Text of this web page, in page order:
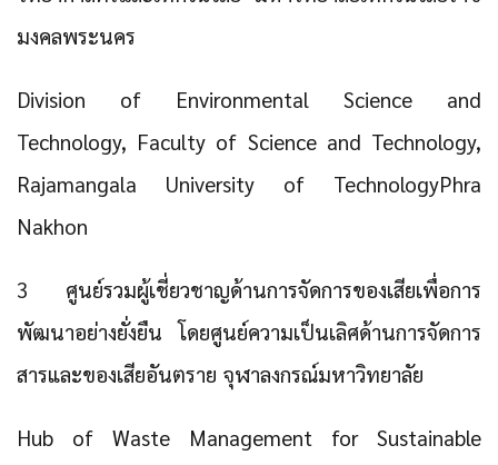
มงคลพระนคร
Division of Environmental Science and
Technology, Faculty of Science and Technology,
Rajamangala University of TechnologyPhra
Nakhon
3 ศูนย์รวมผู้เชี่ยวชาญด้านการจัดการของเสียเพื่อการ
พัฒนาอย่างยั่งยืน โดยศูนย์ความเป็นเลิศด้านการจัดการ
สารและของเสียอันตราย จุฬาลงกรณ์มหาวิทยาลัย
Hub of Waste Management for Sustainable